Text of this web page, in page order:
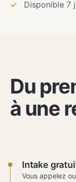
Disponible 7
Du
à une
Intake
Vous appelez